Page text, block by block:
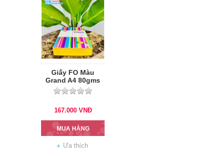
Giấy FO Màu
Grand A4 80gms
167.000 VNĐ
MUA HÀNG
Ưa thích